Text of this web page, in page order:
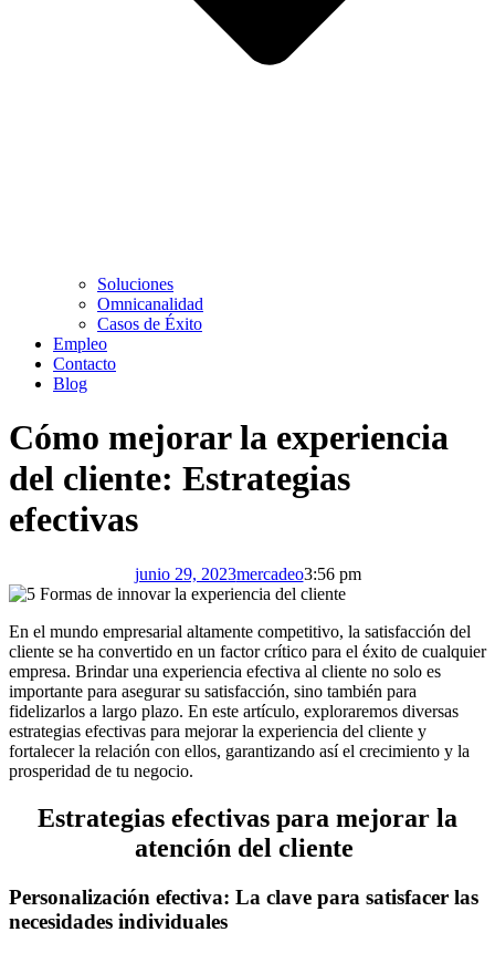
Soluciones
Omnicanalidad
Casos de Éxito
Empleo
Contacto
Blog
Cómo mejorar la experiencia
del cliente: Estrategias
efectivas
junio 29, 2023mercadeo3:56 pm
En el mundo empresarial altamente competitivo, la satisfacción del
cliente se ha convertido en un factor crítico para el éxito de cualquier
empresa. Brindar una experiencia efectiva al cliente no solo es
importante para asegurar su satisfacción, sino también para
fidelizarlos a largo plazo. En este artículo, exploraremos diversas
estrategias efectivas para mejorar la experiencia del cliente y
fortalecer la relación con ellos, garantizando así el crecimiento y la
prosperidad de tu negocio.
Estrategias efectivas para mejorar la
atención del cliente
Personalización efectiva: La clave para satisfacer las
necesidades individuales